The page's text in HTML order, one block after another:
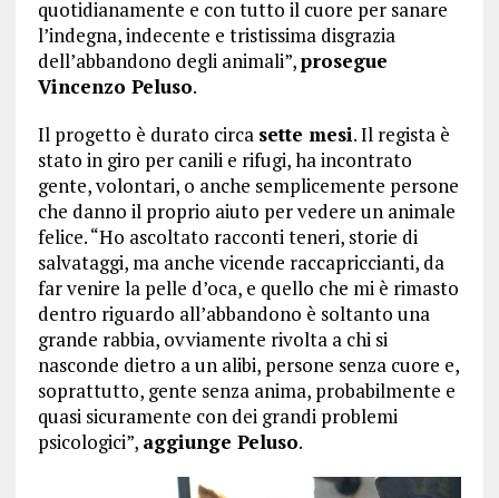
quotidianamente e con tutto il cuore per sanare
l’indegna, indecente e tristissima disgrazia
dell’abbandono degli animali”,prosegue
Vincenzo Peluso.
Il progetto è durato circa sette mesi. Il regista è
stato in giro per canili e rifugi, ha incontrato
gente, volontari, o anche semplicemente persone
che danno il proprio aiuto per vedere un animale
felice. “Ho ascoltato racconti teneri, storie di
salvataggi, ma anche vicende raccapriccianti, da
far venire la pelle d’oca, e quello che mi è rimasto
dentro riguardo all’abbandono è soltanto una
grande rabbia, ovviamente rivolta a chi si
nasconde dietro a un alibi, persone senza cuore e,
soprattutto, gente senza anima, probabilmente e
quasi sicuramente con dei grandi problemi
psicologici”, aggiunge Peluso.